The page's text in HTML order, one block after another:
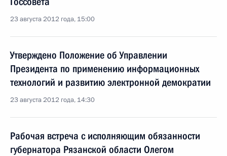
23 августа 2012 года, 15:00
Утверждено Положение об Управлении
Президента по применению информационных
технологий и развитию электронной демократии
23 августа 2012 года, 14:30
Рабочая встреча с исполняющим обязанности
губернатора Рязанской области Олегом